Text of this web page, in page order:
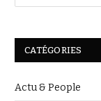
CATÉGORIES
Actu & People